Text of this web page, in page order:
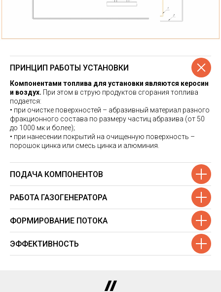
ПРИНЦИП РАБОТЫ УСТАНОВКИ
Компонентами топлива для установки являются керосин
и воздух. При этом в струю продуктов сгорания топлива
подается:
• при очистке поверхностей – абразивный материал разного
фракционного состава по размеру частиц абразива (от 50
до 1000 мк и более);
• при нанесении покрытий на очищенную поверхность –
порошок цинка или смесь цинка и алюминия.
ПОДАЧА КОМПОНЕНТОВ
РАБОТА ГАЗОГЕНЕРАТОРА
ФОРМИРОВАНИЕ ПОТОКА
ЭФФЕКТИВНОСТЬ